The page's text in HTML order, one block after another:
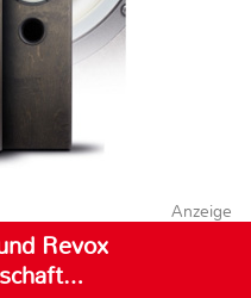
Anzeige
Revox